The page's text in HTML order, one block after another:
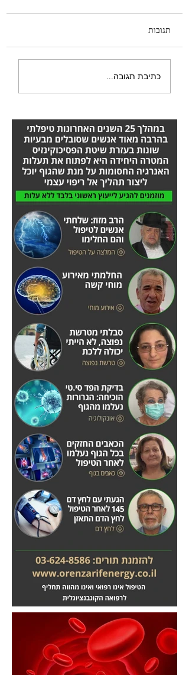
זריף
תגובות
כתיבת תגובה...